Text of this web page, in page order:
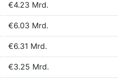
€4.23 Mrd.
€6.03 Mrd.
€6.31 Mrd.
€3.25 Mrd.